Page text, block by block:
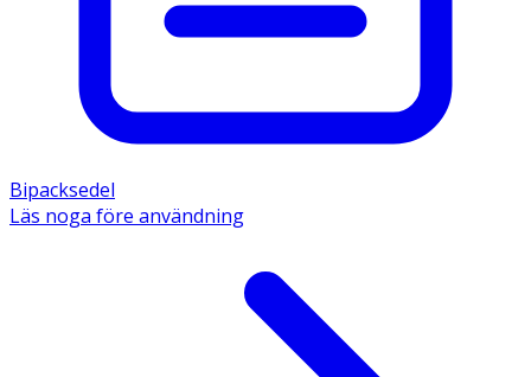
Bipacksedel
Läs noga före användning